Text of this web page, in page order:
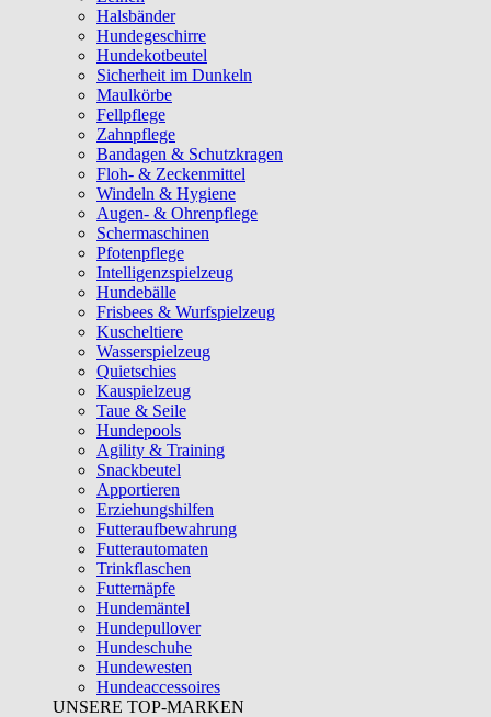
Halsbänder
Hundegeschirre
Hundekotbeutel
Sicherheit im Dunkeln
Maulkörbe
Fellpflege
Zahnpflege
Bandagen & Schutzkragen
Floh- & Zeckenmittel
Windeln & Hygiene
Augen- & Ohrenpflege
Schermaschinen
Pfotenpflege
Intelligenzspielzeug
Hundebälle
Frisbees & Wurfspielzeug
Kuscheltiere
Wasserspielzeug
Quietschies
Kauspielzeug
Taue & Seile
Hundepools
Agility & Training
Snackbeutel
Apportieren
Erziehungshilfen
Futteraufbewahrung
Futterautomaten
Trinkflaschen
Futternäpfe
Hundemäntel
Hundepullover
Hundeschuhe
Hundewesten
Hundeaccessoires
UNSERE TOP-MARKEN